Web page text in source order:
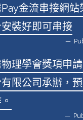
金流串接網
裝好即可串接
理學會獎項申
限公司承辦，